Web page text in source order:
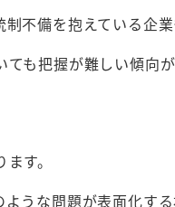
不備を抱えている企業
も把握が難しい傾向が
す。
うな問題が表面化する